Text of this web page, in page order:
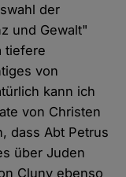
der
und Gewalt"
tiefere
von
kann ich
von Christen
dass Abt Petrus
über Juden
Cluny ebenso